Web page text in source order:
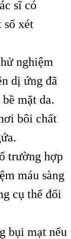
sĩ có
số xét
nghiệm
dị ứng đã
mặt da.
bôi chất
trường hợp
máu sàng
cụ thể đối
bụi mạt nếu